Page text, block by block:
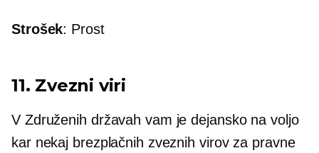
Strošek: Prost
11. Zvezni viri
V Združenih državah vam je dejansko na voljo
kar nekaj brezplačnih zveznih virov za pravne